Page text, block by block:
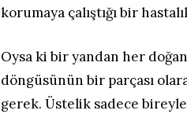
korumaya çalıştığı bir
Oysa ki bir yandan her
döngüsünün bir parçası
gerek. Üstelik sadece